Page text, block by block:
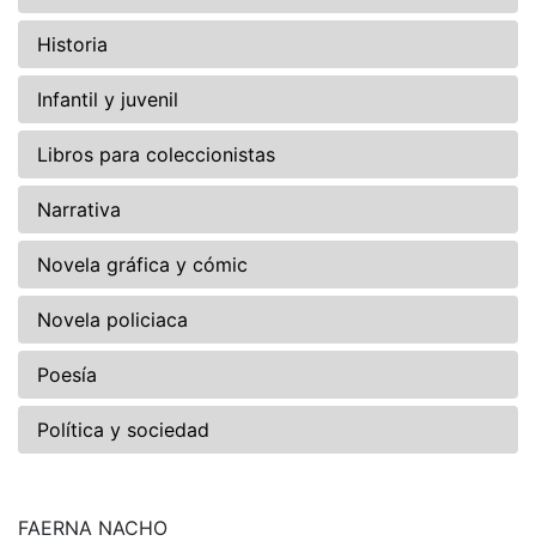
Historia
Infantil y juvenil
Libros para coleccionistas
Narrativa
Novela gráfica y cómic
Novela policiaca
Poesía
Política y sociedad
FAERNA NACHO